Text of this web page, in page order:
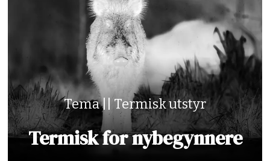
Tema || Termisk utstyr
Termisk for nybegynnere